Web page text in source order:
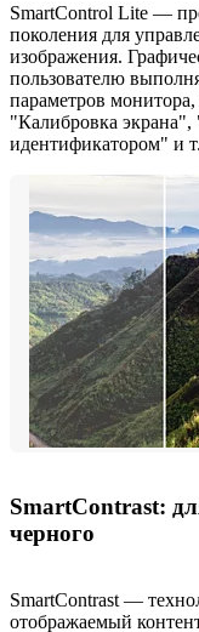
SmartControl Lite —
поколения для
изображения.
пользователю
параметров
"Калибровка
идентификатором" и
SmartContrast:
черного
SmartContrast —
отображаемый